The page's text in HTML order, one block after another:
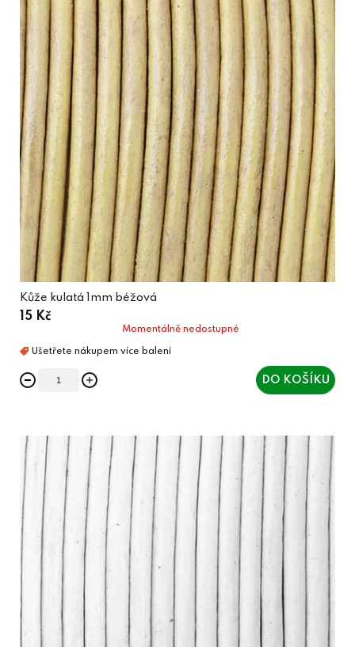
Kůže kulatá 1mm béžová
15 Kč
Momentálně nedostupné
DO KOŠÍKU